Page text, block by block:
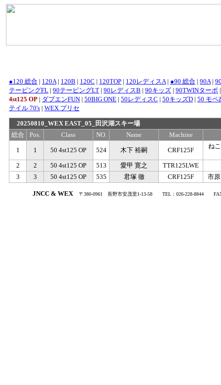
●120 総合 | 120A| 120B | 120C | 120TOP | 120レディスA| ●90 総合 | 90A|
テーピングFL | 90テーピングLT | 90レディスB | 90キッズ | 90TWINターボ
4st125 OP | ダブエンFUN | 50BIG ONE | 50レディスC | 50キッズD | 50 モペ
テイル 70's | WEX プリセ
20250810_WEX EAST_05_田沢湖スキー場
総合
Pos. Class NO. Name Machine
1 1 50 4st125 OP 524 木下 裕嗣 CRF125F
ね
2 2 50 4st125 OP 513 愛甲 寛之
TTR125LWE
3
3 50 4st125 OP 535 君塚 徹 CRF125F 市
JNCC & WEX 〒380-0961 長野市安茂里1-13-58 TEL：026-228-8844